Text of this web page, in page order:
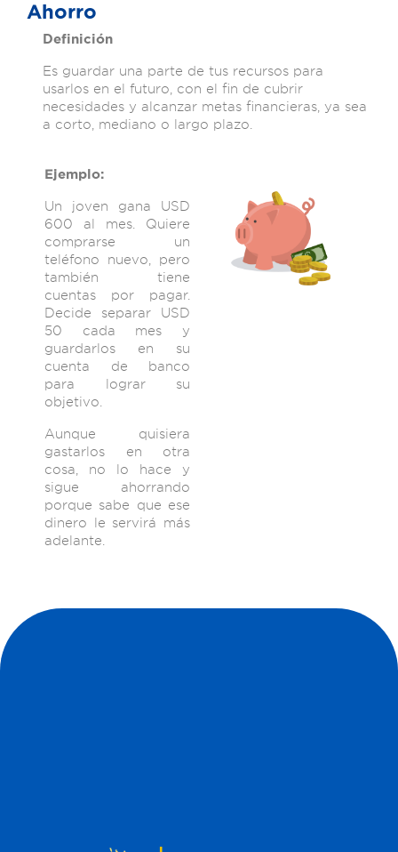
Ahorro
Definición
Es guardar una parte de tus recursos para
usarlos en el futuro, con el fin de cubrir
necesidades y alcanzar metas financieras, ya sea
a corto, mediano o largo plazo.
Ejemplo:
Un joven gana USD
600 al mes. Quiere
comprarse un
teléfono nuevo, pero
también tiene
cuentas por pagar.
Decide separar USD
50 cada mes y
guardarlos en su
cuenta de banco
para lograr su
objetivo.
Aunque quisiera
gastarlos en otra
cosa, no lo hace y
sigue ahorrando
porque sabe que ese
dinero le servirá más
adelante.